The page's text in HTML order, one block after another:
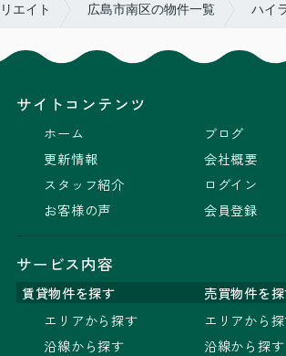
エイト 広島市南区の物件一覧 ハイ
サイトコンテンツ
ホーム
更新情報
スタッフ紹介
お客様の声
ブログ
会社概要
ログイン
会員登録
サービス内容
賃貸物件を探す
売買物件を
エリアから探す
沿線から探す
エリアから
沿線から探す